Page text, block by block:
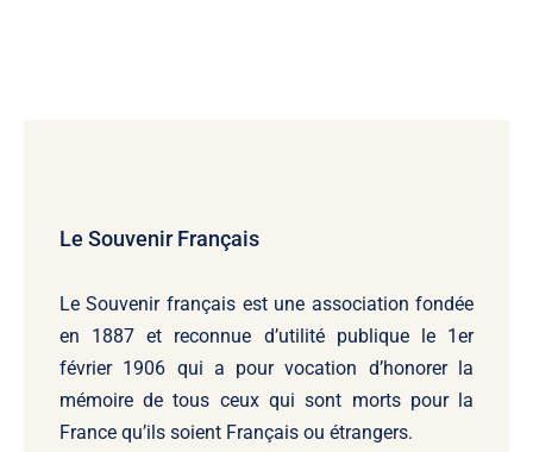
Le Souvenir Français
Le Souvenir français est une association fondée
en 1887 et reconnue d’utilité publique le 1er
février 1906 qui a pour vocation d’honorer la
mémoire de tous ceux qui sont morts pour la
France qu’ils soient Français ou étrangers.